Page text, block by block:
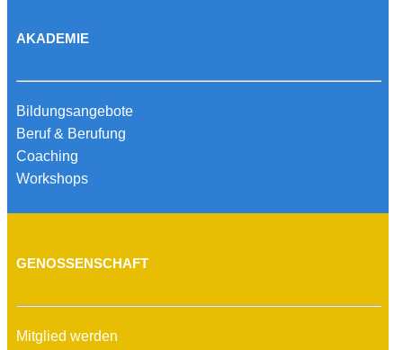
AKADEMIE
Bildungsangebote
Beruf & Berufung
Coaching
Workshops
GENOSSENSCHAFT
Mitglied werden